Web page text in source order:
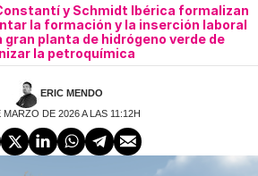
y Schmidt Ibérica formalizan
la formación y la inserción laboral
planta de hidrógeno verde de
la petroquímica
ERIC MENDO
MARZO DE 2026 A LAS 11:12H